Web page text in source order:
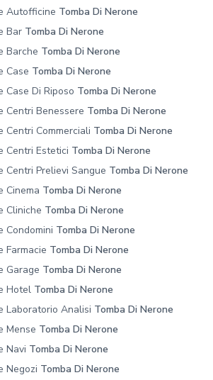
Autofficine Tomba Di Nerone
Bar Tomba Di Nerone
Barche Tomba Di Nerone
Case Tomba Di Nerone
Case Di Riposo Tomba Di Nerone
Centri Benessere Tomba Di Nerone
Centri Commerciali Tomba Di Nerone
Centri Estetici Tomba Di Nerone
Centri Prelievi Sangue Tomba Di Nerone
Cinema Tomba Di Nerone
Cliniche Tomba Di Nerone
Condomini Tomba Di Nerone
Farmacie Tomba Di Nerone
Garage Tomba Di Nerone
Hotel Tomba Di Nerone
Laboratorio Analisi Tomba Di Nerone
Mense Tomba Di Nerone
Navi Tomba Di Nerone
Negozi Tomba Di Nerone